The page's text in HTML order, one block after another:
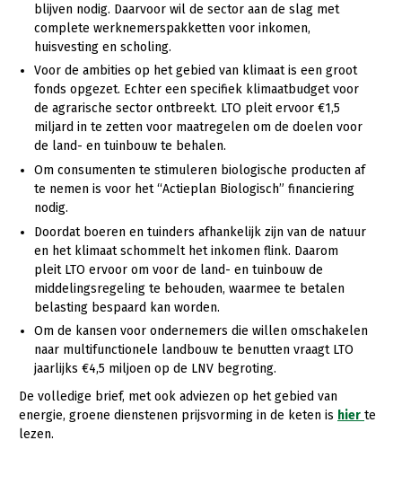
Biologische Landbouw
Bollenteelt
Bomen, vaste planten en zomerbloemen
Fruitteelt
Glastuinbouw
Paddenstoelen
Vollegrondsgroente
Multifunctionele landbouw
Multifunctioneel
Vrouw en Bedrijf
Onderwerpen
Nieuws
Nieuwsabonnement
blijven nodig. Daarvoor wil de sector aan de slag met
complete werknemerspakketten voor inkomen,
huisvesting en scholing.
Voor de ambities op het gebied van klimaat is een groot
fonds opgezet. Echter een specifiek klimaatbudget voor
de agrarische sector ontbreekt. LTO pleit ervoor €1,5
miljard in te zetten voor maatregelen om de doelen voor
de land- en tuinbouw te behalen.
Om consumenten te stimuleren biologische producten af
te nemen is voor het “Actieplan Biologisch” financiering
nodig.
Doordat boeren en tuinders afhankelijk zijn van de natuur
en het klimaat schommelt het inkomen flink. Daarom
pleit LTO ervoor om voor de land- en tuinbouw de
middelingsregeling te behouden, waarmee te betalen
belasting bespaard kan worden.
Om de kansen voor ondernemers die willen omschakelen
naar multifunctionele landbouw te benutten vraagt LTO
jaarlijks €4,5 miljoen op de LNV begroting.
De volledige brief, met ook adviezen op het gebied van
energie, groene dienstenen prijsvorming in de keten is hier te
lezen.